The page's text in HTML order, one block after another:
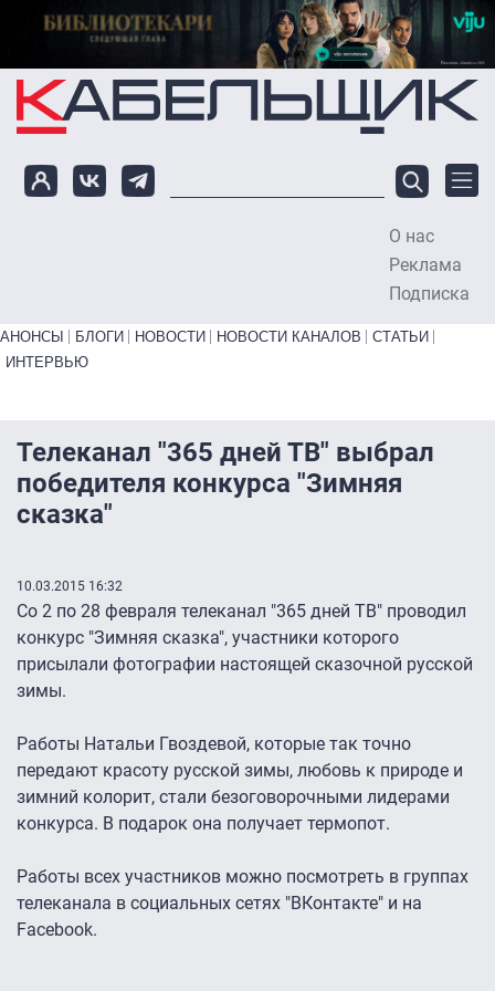
Перейти к основному содержанию
О нас
Реклама
Подписка
Primary links bottom
АНОНСЫ БЛОГИ НОВОСТИ НОВОСТИ КАНАЛОВ
СТАТЬИ
ИНТЕРВЬЮ
Телеканал "365 дней ТВ" выбрал
победителя конкурса "Зимняя
сказка"
10.03.2015 16:32
Со 2 по 28 февраля телеканал "365 дней ТВ" проводил
конкурс "Зимняя сказка", участники которого
присылали фотографии настоящей сказочной русской
зимы.
Работы Натальи Гвоздевой, которые так точно
передают красоту русской зимы, любовь к природе и
зимний колорит, стали безоговорочными лидерами
конкурса. В подарок она получает термопот.
Работы всех участников можно посмотреть в группах
телеканала в социальных сетях "ВКонтакте" и на
Facebook.